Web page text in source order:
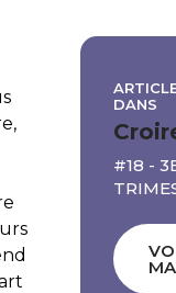
DANS
#18 -